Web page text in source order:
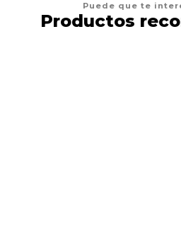
Puede que te
Productos